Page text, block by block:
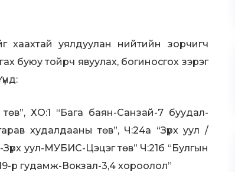
хаахтай уялдуулан нийтийн зорчигч
буюу тойрч явуулах, богиносгох зэрэг
ХО:1 “Бага баян-Санзай-7 буудал-
худалдааны төв”, Ч:24а “Зүрх уул /
уул-МУБИС-Цэцэг төв” Ч:21б “Булгын
р гудамж-Вокзал-3,4 хороолол”